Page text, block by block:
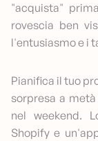
"acquista"
rovescia ben
l'entusiasmo e i
Pianifica il tuo
sorpresa a
nel weekend.
Shopify e